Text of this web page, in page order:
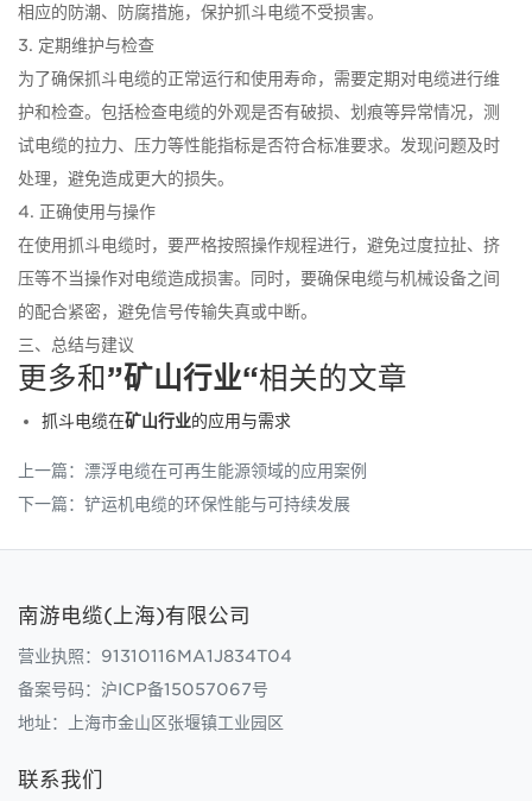
相应的防潮、防腐措施，保护抓斗电缆不受损害。
3. 定期维护与检查
为了确保抓斗电缆的正常运行和使用寿命，需要定期对电缆进行维
护和检查。包括检查电缆的外观是否有破损、划痕等异常情况，测
试电缆的拉力、压力等性能指标是否符合标准要求。发现问题及时
处理，避免造成更大的损失。
4. 正确使用与操作
在使用抓斗电缆时，要严格按照操作规程进行，避免过度拉扯、挤
压等不当操作对电缆造成损害。同时，要确保电缆与机械设备之间
的配合紧密，避免信号传输失真或中断。
三、总结与建议
更多和”矿山行业“相关的文章
抓斗电缆在矿山行业的应用与需求
上一篇： 漂浮电缆在可再生能源领域的应用案例
下一篇： 铲运机电缆的环保性能与可持续发展
南游电缆(上海)有限公司
营业执照：91310116MA1J834T04
备案号码： 沪ICP备15057067号
地址：上海市金山区张堰镇工业园区
联系我们